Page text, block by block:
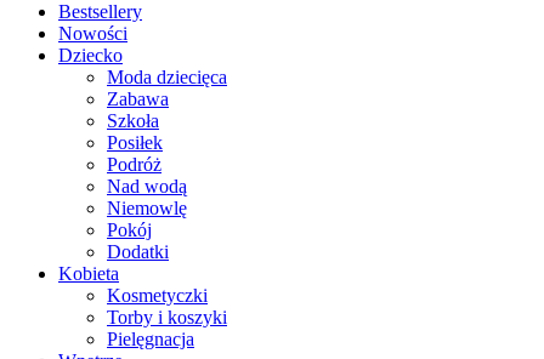
Bestsellery
Nowości
Dziecko
Moda dziecięca
Zabawa
Szkoła
Posiłek
Podróż
Nad wodą
Niemowlę
Pokój
Dodatki
Kobieta
Kosmetyczki
Torby i koszyki
Pielęgnacja